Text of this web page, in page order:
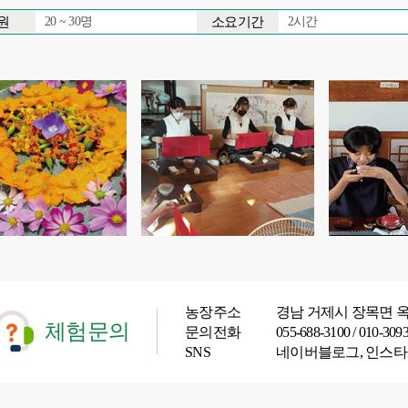
20 ~ 30명 소요기간 2시간
체험문의
농장주소
경남 거제시 장목면
문의전화
055-688-3100 / 010-
SNS
네이버블로그, 인스